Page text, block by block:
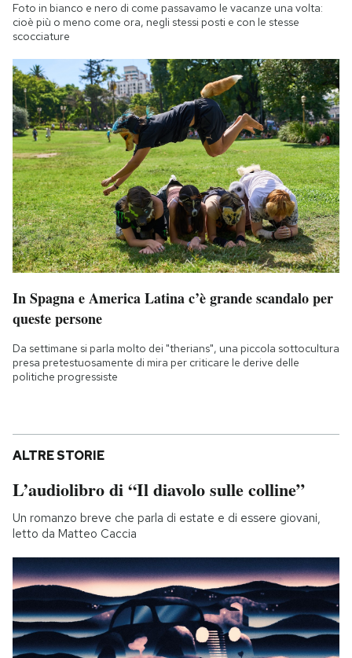
Foto in bianco e nero di come passavamo le vacanze una volta:
cioè più o meno come ora, negli stessi posti e con le stesse
scocciature
In Spagna e America Latina c’è grande scandalo per
queste persone
Da settimane si parla molto dei "therians", una piccola sottocultura
presa pretestuosamente di mira per criticare le derive delle
politiche progressiste
ALTRE STORIE
L’audiolibro di “Il diavolo sulle colline”
Un romanzo breve che parla di estate e di essere giovani,
letto da Matteo Caccia